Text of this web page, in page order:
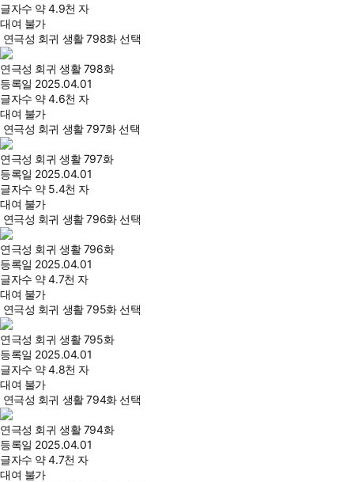
글자수 약 4.9천 자
대여 불가
연극성 회귀 생활 798화 선택
연극성 회귀 생활 798화
등록일 2025.04.01
글자수 약 4.6천 자
대여 불가
연극성 회귀 생활 797화 선택
연극성 회귀 생활 797화
등록일 2025.04.01
글자수 약 5.4천 자
대여 불가
연극성 회귀 생활 796화 선택
연극성 회귀 생활 796화
등록일 2025.04.01
글자수 약 4.7천 자
대여 불가
연극성 회귀 생활 795화 선택
연극성 회귀 생활 795화
등록일 2025.04.01
글자수 약 4.8천 자
대여 불가
연극성 회귀 생활 794화 선택
연극성 회귀 생활 794화
등록일 2025.04.01
글자수 약 4.7천 자
대여 불가